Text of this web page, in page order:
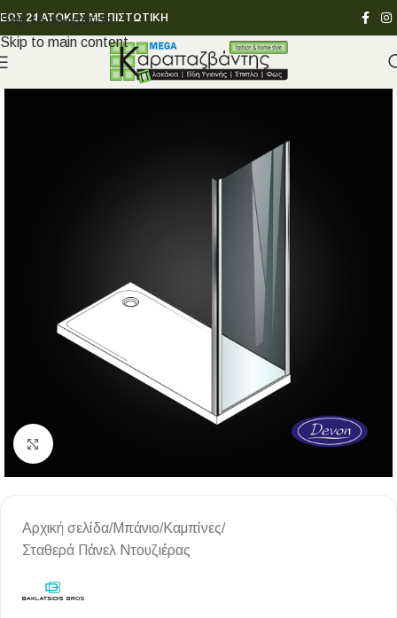
Skip to navigation
Skip to main content
ΕΩΣ 24 ΑΤΟΚΕΣ ΜΕ ΠΙΣΤΩΤΙΚΗ
Κλικ για μεγέθυνση
Αρχική σελίδα/Μπάνιο/Καμπίνες/
Σταθερά Πάνελ Ντουζιέρας